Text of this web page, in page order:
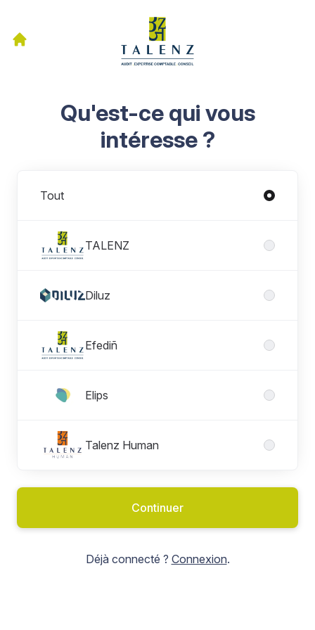
Qu'est-ce qui vous
intéresse ?
Tout
TALENZ
Diluz
Efediñ
Elips
Talenz Human
Continuer
Déjà connecté ? Connexion.